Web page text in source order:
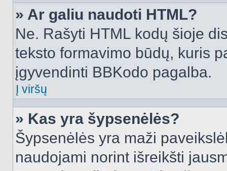
» Ar galiu naudoti HTML?
Ne. Rašyti HTML kodų šioje
teksto formavimo būdų, kuris
įgyvendinti BBKodo pagalba.
Į viršų
» Kas yra šypsenėlės?
Šypsenėlės yra maži
naudojami norint išreikšti